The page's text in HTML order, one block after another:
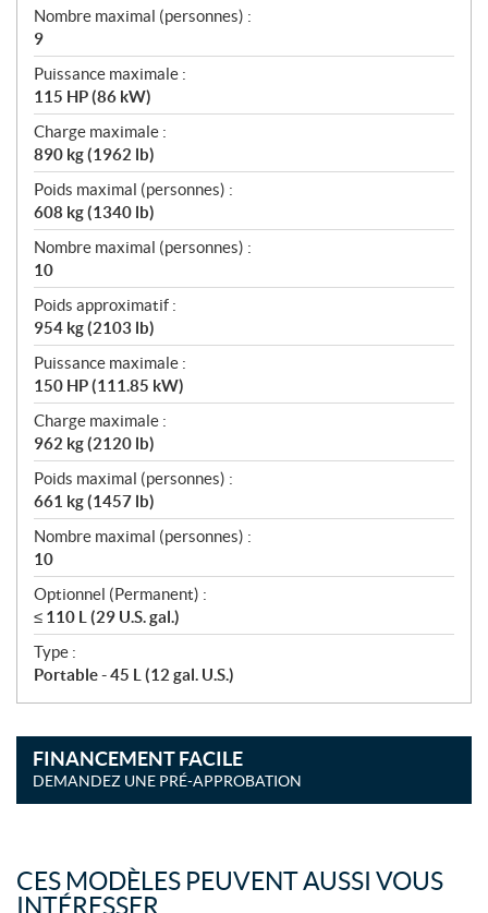
Nombre maximal (personnes) :
9
Puissance maximale :
115 HP (86 kW)
Charge maximale :
890 kg (1962 lb)
Poids maximal (personnes) :
608 kg (1340 lb)
Nombre maximal (personnes) :
10
Poids approximatif :
954 kg (2103 lb)
Puissance maximale :
150 HP (111.85 kW)
Charge maximale :
962 kg (2120 lb)
Poids maximal (personnes) :
661 kg (1457 lb)
Nombre maximal (personnes) :
10
Optionnel (Permanent) :
≤ 110 L (29 U.S. gal.)
Type :
Portable - 45 L (12 gal. U.S.)
FINANCEMENT FACILE
DEMANDEZ UNE PRÉ-APPROBATION
CES MODÈLES PEUVENT AUSSI VOUS
INTÉRESSER